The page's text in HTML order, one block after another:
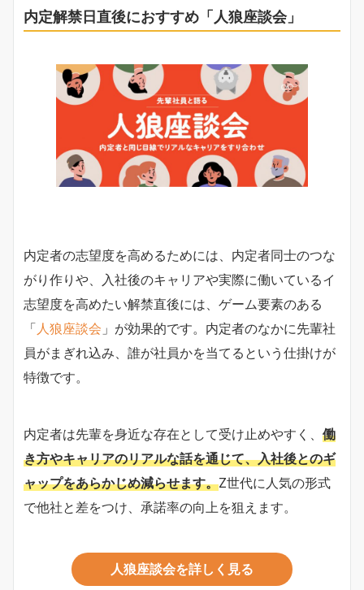
内定解禁日直後におすすめ「人狼座談会」
内定者の志望度を高めるためには、内定者同士のつな
がり作りや、入社後のキャリアや実際に働いているイ
志望度を高めたい解禁直後には、ゲーム要素のある
「 人狼座談会 」が効果的です。内定者のなかに先輩社
員がまぎれ込み、誰が社員かを当てるという仕掛けが
特徴です。
内定者は先輩を身近な存在として受け止めやすく、 働
き方やキャリアのリアルな話を通じて、入社後とのギ
ャップをあらかじめ減らせます。Z世代に人気の形式
で他社と差をつけ、承諾率の向上を狙えます。
人狼座談会を詳しく見る